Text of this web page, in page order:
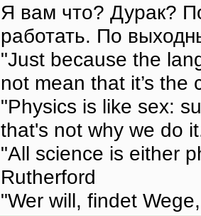
Я вам что? Дурак?
работать. По
"Just because the
not mean that it’s the
"Physics is like sex:
that's not why we do
"All science is either
Rutherford
"Wer will, findet